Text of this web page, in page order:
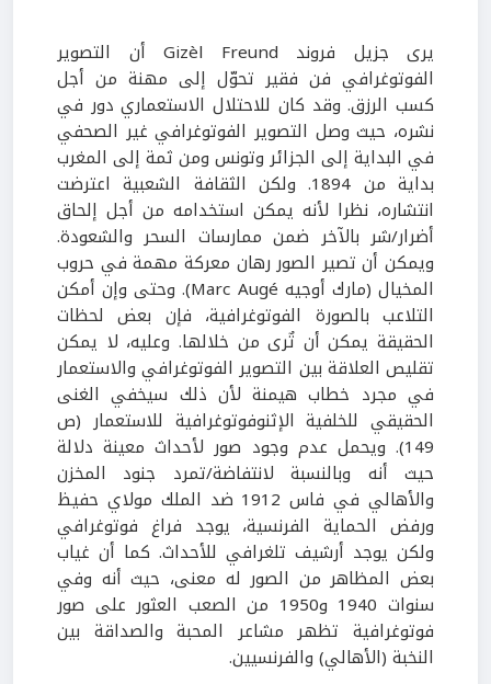
يرى جزيل فروند Gizèl Freund أن التصوير
الفوتوغرافي فن فقير تحوّل إلى مهنة من أجل
كسب الرزق. وقد كان للاحتلال الاستعماري دور في
نشره، حيث وصل التصوير الفوتوغرافي غير الصحفي
في البداية إلى الجزائر وتونس ومن ثمة إلى المغرب
بداية من 1894. ولكن الثقافة الشعبية اعترضت
انتشاره، نظرا لأنه يمكن استخدامه من أجل إلحاق
أضرار/شر بالآخر ضمن ممارسات السحر والشعودة.
ويمكن أن تصير الصور رهان معركة مهمة في حروب
المخيال (مارك أوجيه Marc Augé). وحتى وإن أمكن
التلاعب بالصورة الفوتوغرافية، فإن بعض لحظات
الحقيقة يمكن أن تٌرى من خلالها. وعليه، لا يمكن
تقليص العلاقة بين التصوير الفوتوغرافي والاستعمار
في مجرد خطاب هيمنة لأن ذلك سيخفي الغنى
الحقيقي للخلفية الإثنوفوتوغرافية للاستعمار (ص
149). ويحمل عدم وجود صور لأحداث معينة دلالة
حيث أنه وبالنسبة لانتفاضة/تمرد جنود المخزن
والأهالي في فاس 1912 ضد الملك مولاي حفيظ
ورفض الحماية الفرنسية، يوجد فراغ فوتوغرافي
ولكن يوجد أرشيف تلغرافي للأحداث. كما أن غياب
بعض المظاهر من الصور له معنى، حيث أنه وفي
سنوات 1940 و1950 من الصعب العثور على صور
فوتوغرافية تظهر مشاعر المحبة والصداقة بين
النخبة (الأهالي) والفرنسيين.